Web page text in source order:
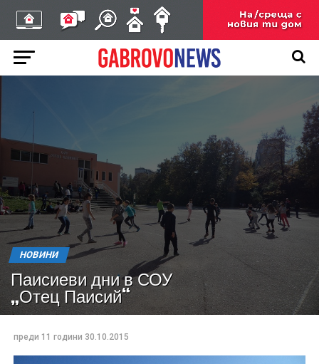
НОВИНИ
Паисиеви дни в СОУ
„Отец Паисий“
преди 11 години 30.10.2015